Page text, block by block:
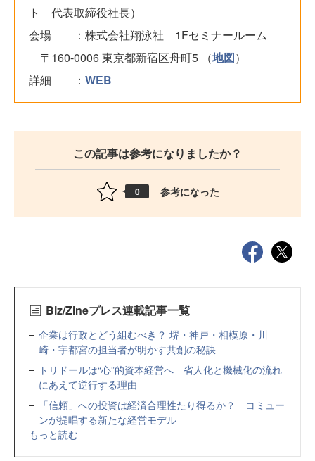
ト 代表取締役社長）
会場 ：株式会社翔泳社 1Fセミナールーム
〒160-0006 東京都新宿区舟町5 （地図）
詳細 ： WEB
この記事は参考になりましたか？
0 参考になった
Biz/Zineプレス連載記事一覧
企業は行政とどう組むべき？ 堺・神戸・相模原・川
崎・宇都宮の担当者が明かす共創の秘訣
トリドールは“心”的資本経営へ 省人化と機械化の流れ
にあえて逆行する理由
「信頼」への投資は経済合理性たり得るか？ コミュー
ンが提唱する新たな経営モデル
もっと読む